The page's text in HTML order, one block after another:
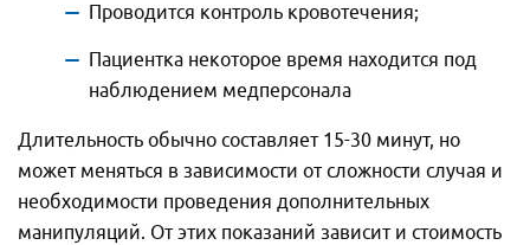
Проводится контроль кровотечения;
Пациентка некоторое время находится под
наблюдением медперсонала
Длительность обычно составляет 15-30 минут, но
может меняться в зависимости от сложности случая и
необходимости проведения дополнительных
манипуляций. От этих показаний зависит и стоимость